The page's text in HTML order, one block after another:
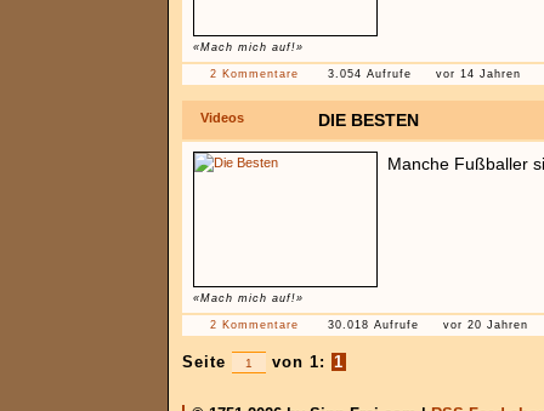
«Mach mich auf!»
2 Kommentare 3.054 Aufrufe vor 14 Jahren
Videos DIE BESTEN
«Mach mich auf!»
Manche Fußballer
2 Kommentare 30.018 Aufrufe vor 20 Jahren
Seite von 1: 1